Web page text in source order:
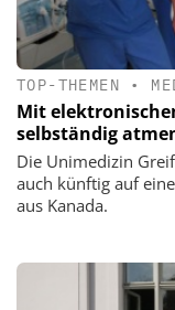
TOP-THEMEN •
Mit
selbständig
Die Unimedizin
auch künftig auf
aus Kanada.